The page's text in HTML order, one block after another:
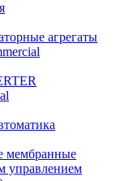
агрегаты
мембранные
управлением